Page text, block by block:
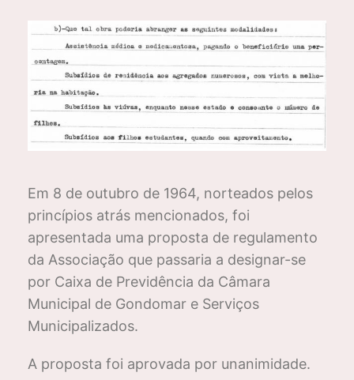
Em 8 de outubro de 1964, norteados pelos
princípios atrás mencionados, foi
apresentada uma proposta de regulamento
da Associação que passaria a designar-se
por Caixa de Previdência da Câmara
Municipal de Gondomar e Serviços
Municipalizados.
A proposta foi aprovada por unanimidade.